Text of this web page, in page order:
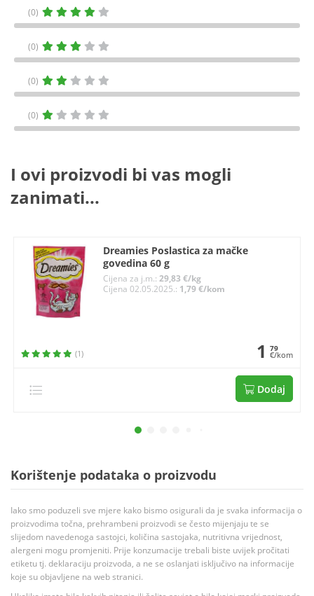
(0)
(0)
(0)
(0)
I ovi proizvodi bi vas mogli
zanimati...
Dreamies Poslastica za mačke
govedina 60 g
Cijena za j.m.: 29,83 €/kg
Cijena 02.05.2025.: 1,79 €/kom
(1) 1 79
€/kom
Dodaj
Korištenje podataka o proizvodu
Iako smo poduzeli sve mjere kako bismo osigurali da je svaka informacija o
proizvodima točna, prehrambeni proizvodi se često mijenjaju te se
slijedom navedenoga sastojci, količina sastojaka, nutritivna vrijednost,
alergeni mogu promjeniti. Prije konzumacije trebali biste uvijek pročitati
etiketu tj. deklaraciju proizvoda, a ne se oslanjati isključivo na informacije
koje su objavljene na web stranici.